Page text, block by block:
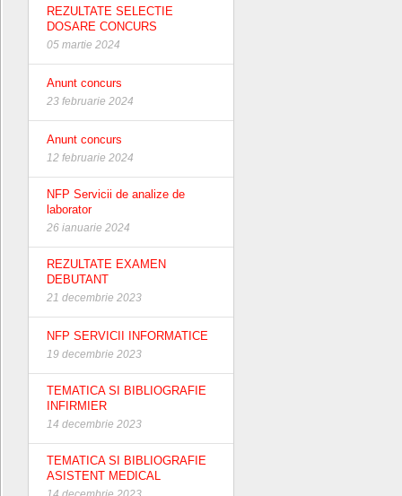
REZULTATE SELECTIE
DOSARE CONCURS
05 martie 2024
Anunt concurs
23 februarie 2024
Anunt concurs
12 februarie 2024
NFP Servicii de analize de
laborator
26 ianuarie 2024
REZULTATE EXAMEN
DEBUTANT
21 decembrie 2023
NFP SERVICII INFORMATICE
19 decembrie 2023
TEMATICA SI BIBLIOGRAFIE
INFIRMIER
14 decembrie 2023
TEMATICA SI BIBLIOGRAFIE
ASISTENT MEDICAL